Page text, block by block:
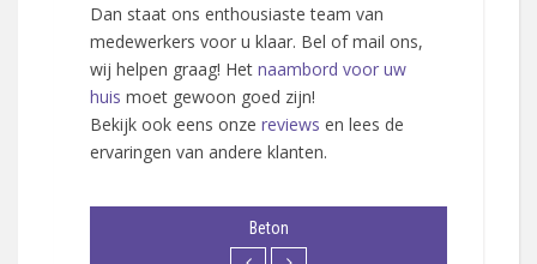
Dan staat ons enthousiaste team van
medewerkers voor u klaar. Bel of mail ons,
wij helpen graag! Het naambord voor uw
huis moet gewoon goed zijn!
Bekijk ook eens onze reviews en lees de
ervaringen van andere klanten.
Beton